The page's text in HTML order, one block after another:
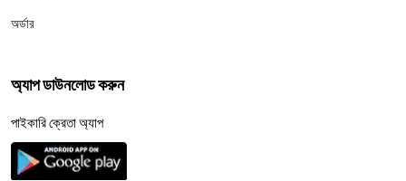
অর্ডার
অ্যাপ ডাউনলোড করুন
পাইকারি ক্রেতা অ্যাপ